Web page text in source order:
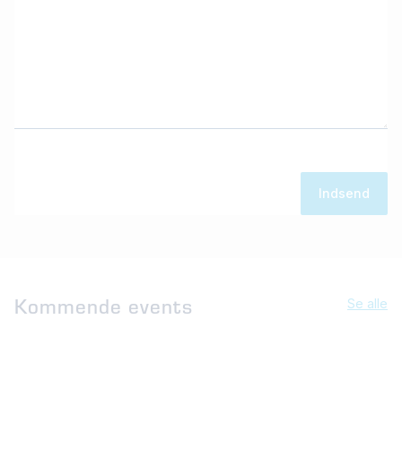
Kommende events Se alle